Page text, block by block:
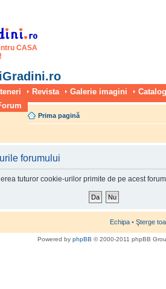
CASA
Revista Galerie imagini
Prima pagină
forumului
tuturor cookie-urilor primite de pe acest
Echipa • Şterge
Powered by phpBB © 2000-2011 phpBB